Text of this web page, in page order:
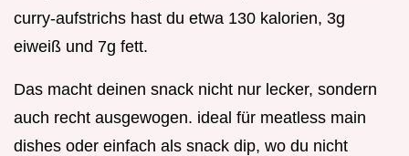
curry-aufstrichs hast du etwa 130 kalorien, 3g
eiweiß und 7g fett.
Das macht deinen snack nicht nur lecker, sondern
auch recht ausgewogen. ideal für meatless main
dishes oder einfach als snack dip, wo du nicht